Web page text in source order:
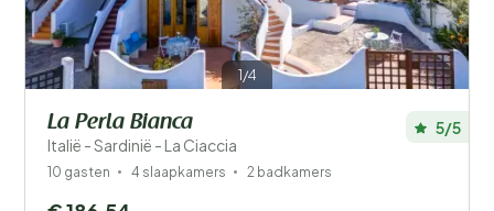
1/4
La Perla Bianca
Italië - Sardinië - La Ciaccia
5/5
10 gasten 4 slaapkamers 2 badkamers